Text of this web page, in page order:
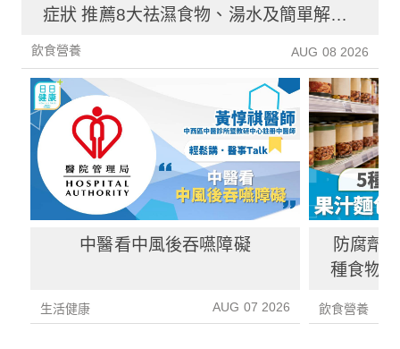
症狀 推薦8大祛濕食物、湯水及簡單解決
方法！
飲食營養 AUG 08 2026
中醫看中風後吞嚥障礙
生活健康 AUG 07 2026
防腐劑
種食物
飲食營養